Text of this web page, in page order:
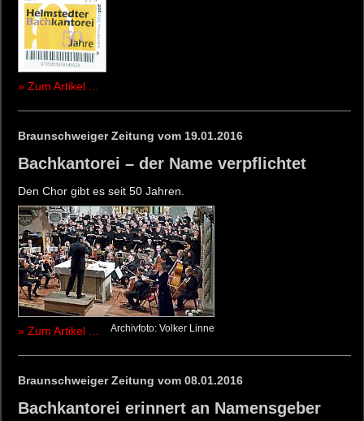
» Zum Artikel ...
Braunschweiger Zeitung vom 19.01.2016
Bachkantorei – der Name verpflichtet
Den Chor gibt es seit 50 Jahren.
» Zum Artikel ... Archivfoto: Volker Linne
Braunschweiger Zeitung vom 08.01.2016
Bachkantorei erinnert an Namensgeber